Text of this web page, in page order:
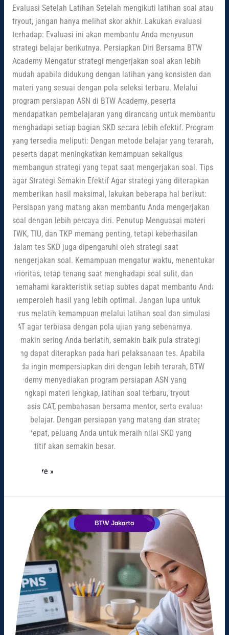
Evaluasi Setelah Latihan Setelah mengikuti latihan soal atau
tryout, jangan hanya melihat skor akhir. Lakukan evaluasi
terhadap: Evaluasi ini akan membantu Anda menyusun
strategi belajar berikutnya. Persiapkan Diri Bersama BTW
Academy Mengatur strategi mengerjakan soal akan lebih
mudah apabila didukung dengan latihan yang konsisten dan
materi yang sesuai dengan pola seleksi terbaru. Melalui
program persiapan ASN di BTW Academy, peserta
mendapatkan pembelajaran yang dirancang untuk membantu
menghadapi setiap bagian SKD secara lebih efektif. Program
yang tersedia meliputi: Dengan metode belajar yang terarah,
peserta dapat meningkatkan kemampuan sekaligus
membangun strategi yang tepat saat mengerjakan soal. Tips
agar Strategi Semakin Efektif Agar strategi yang diterapkan
memberikan hasil maksimal, lakukan beberapa hal berikut:
Persiapan yang matang akan membantu Anda mengerjakan
soal dengan lebih percaya diri. Penutup Menguasai materi
TWK, TIU, dan TKP memang penting, tetapi keberhasilan
dalam tes SKD juga dipengaruhi oleh strategi saat
mengerjakan soal. Kemampuan mengatur waktu, menentukan
prioritas, tetap tenang saat menghadapi soal sulit, dan
memahami karakteristik setiap subtes dapat membantu Anda
memperoleh hasil yang lebih optimal. Jangan lupa untuk
terus melatih kemampuan melalui latihan soal dan simulasi
CAT agar terbiasa dengan pola ujian yang sebenarnya.
Semakin sering Anda berlatih, semakin baik pula strategi
yang dapat diterapkan pada hari pelaksanaan tes. Apabila
Anda ingin mempersiapkan diri dengan lebih terarah, BTW
Academy menyediakan program persiapan ASN yang
dilengkapi materi lengkap, latihan soal terbaru, tryout
berbasis CAT, pembahasan bersama mentor, serta evaluasi
hasil belajar. Dengan persiapan yang matang dan strategi
yang tepat, peluang Anda untuk meraih nilai SKD yang
kompetitif akan semakin besar.
Read More »
Latihan
untuk
Meningkatkan
Peluang
Lolos
Seleksi